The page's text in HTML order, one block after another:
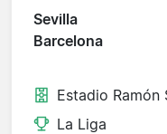
Sevilla
Barcelona
Estadio Ramón
La Liga